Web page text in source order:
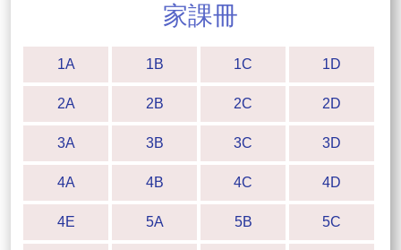
家課冊
1A 1B 1C 1D
2A 2B 2C 2D
3A 3B 3C 3D
4A 4B 4C 4D
4E 5A 5B 5C